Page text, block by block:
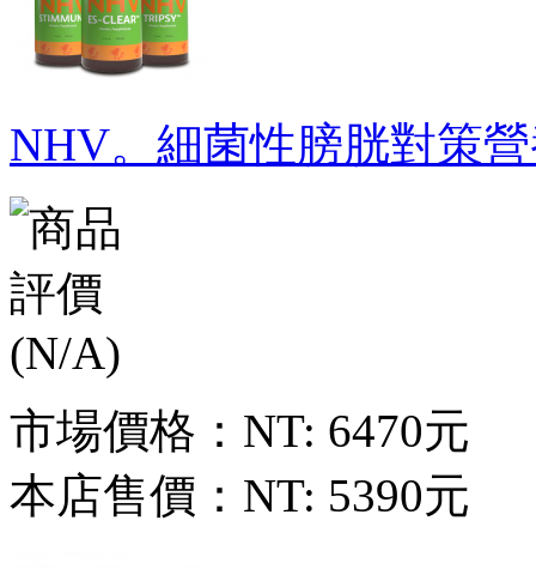
NHV。細菌性膀胱對策
市場價格： NT: 6470元
本店售價： NT: 5390元